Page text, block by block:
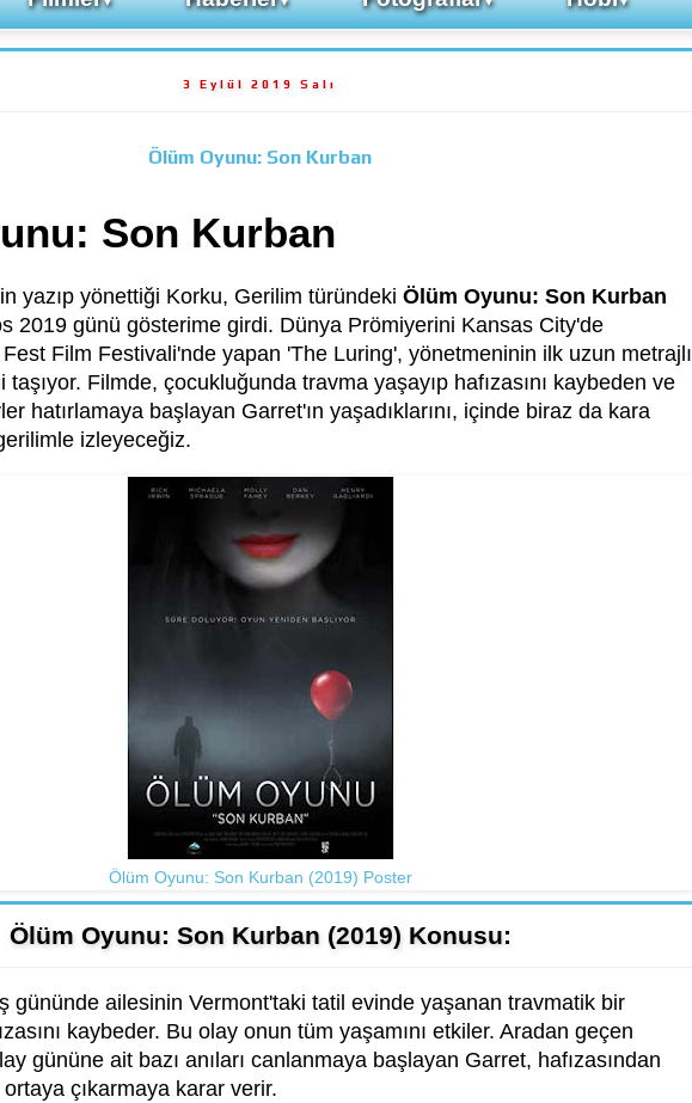
3 Eylül 2019 Salı
Ölüm Oyunu: Son Kurban
Son Kurban
yazıp yönettiği Korku, Gerilim türündeki Ölüm Oyunu: Son Kurban
2019 günü gösterime girdi. Dünya Prömiyerini Kansas City'de
Film Festivali'nde yapan 'The Luring', yönetmeninin ilk uzun metrajlı
Filmde, çocukluğunda travma yaşayıp hafızasını kaybeden ve
hatırlamaya başlayan Garret'ın yaşadıklarını, içinde biraz da kara
izleyeceğiz.
Ölüm Oyunu: Son Kurban (2019) Poster
Ölüm Oyunu: Son Kurban (2019) Konusu:
gününde ailesinin Vermont'taki tatil evinde yaşanan travmatik bir
kaybeder. Bu olay onun tüm yaşamını etkiler. Aradan geçen
gününe ait bazı anıları canlanmaya başlayan Garret, hafızasından
ortaya çıkarmaya karar verir.